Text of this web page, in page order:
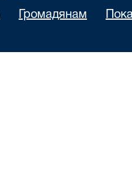
Громадянам